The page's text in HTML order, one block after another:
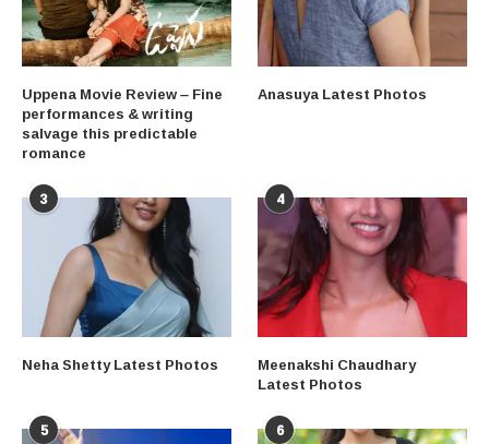
Uppena Movie Review – Fine
performances & writing
salvage this predictable
romance
Anasuya Latest Photos
3
Neha Shetty Latest Photos
4
Meenakshi Chaudhary
Latest Photos
5 6